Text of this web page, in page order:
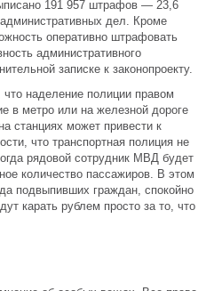
191 957 штрафов — 23,6
дел. Кроме
оперативно штрафовать
административного
записке к законопроекту.
наделение полиции правом
в метро или на железной дороге
станциях может привести к
что транспортная полиция не
рядовой сотрудник МВД будет
количество пассажиров. В этом
подвыпивших граждан, спокойно
карать рублем просто за то, что